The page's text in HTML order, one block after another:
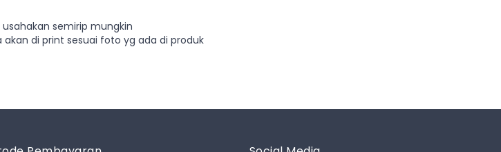
semirip mungkin
di print sesuai foto yg ada di produk